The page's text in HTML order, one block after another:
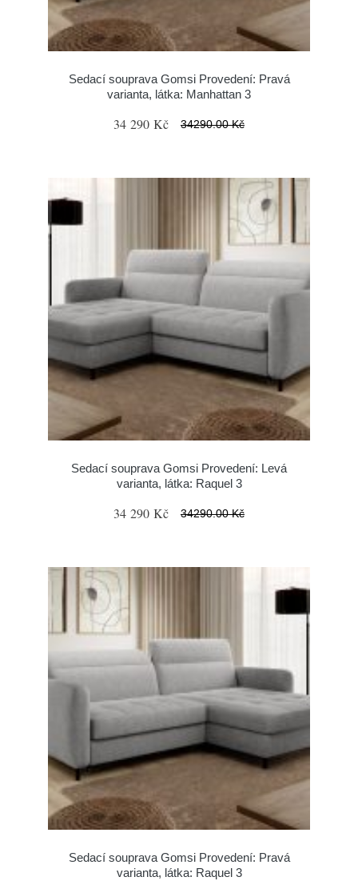
Sedací souprava Gomsi Provedení: Pravá
varianta, látka: Manhattan 3
34 290 Kč 34290.00 Kč
Sedací souprava Gomsi Provedení: Levá
varianta, látka: Raquel 3
34 290 Kč 34290.00 Kč
Sedací souprava Gomsi Provedení: Pravá
varianta, látka: Raquel 3